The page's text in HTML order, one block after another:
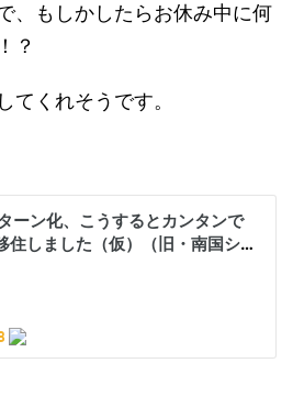
、もしかしたらお休み中に何
？
てくれそうです。